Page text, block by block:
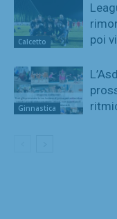
Calcetto
poi
Ginnastica